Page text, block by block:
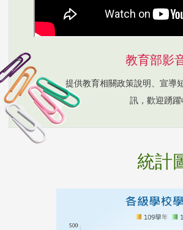
教育部影
提供教育相關政策說明、宣導
訊，歡迎踴躍
統計